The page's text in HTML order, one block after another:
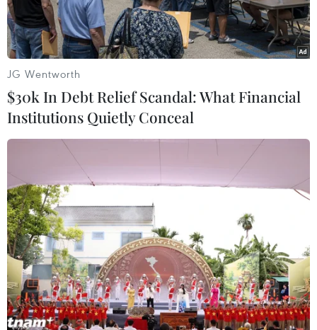
Lực lượng chữa cháy nỗ lực dập lửa. (Ảnh: TTXVN phát)
Tối 6/10, lực lượng phòng cháy chữa cháy đã có
mặt kịp thời để chữa cháy tại một công ty sản
xuất giày da trong Cụm công nghiệp An Ngãi,
JG Wentworth
$30k In Debt Relief Scandal: What Financial
Institutions Quietly Conceal